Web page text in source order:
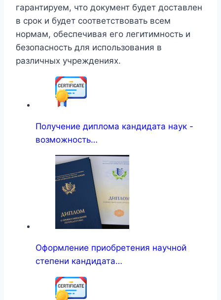
гарантируем, что документ будет доставлен
в срок и будет соответствовать всем
нормам, обеспечивая его легитимность и
безопасность для использования в
различных учреждениях.
Получение диплома кандидата наук -
возможность…
Оформление приобретения научной
степени кандидата…